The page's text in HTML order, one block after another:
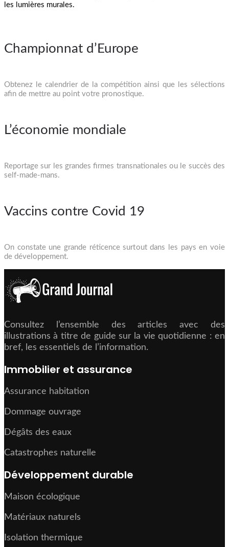
les lumières murales.
Championnat d’Europe
Obtenez le calendrier de la compétition ainsi que les sélections
afin de mettre au point votre pronostique.
L’économie mondiale
Reportage sur les grandes firmes transnationales ou le succès des
self-made-mans.
Vaccins contre Covid 19
On constate une grande réticence surtout dans les pays en voie
de développement.
Consultez l’ensemble des articles avec des
illustrations à titre de guide sur la vie quotidienne : en
bref, les essentiels de l’information.
Immobilier et assurance
Assurance habitation
Dommage ouvrage
Dégâts des eaux
Catastrophes naturelle
Développement durable
Maison écologique
Matériaux naturels
Isolation thermique